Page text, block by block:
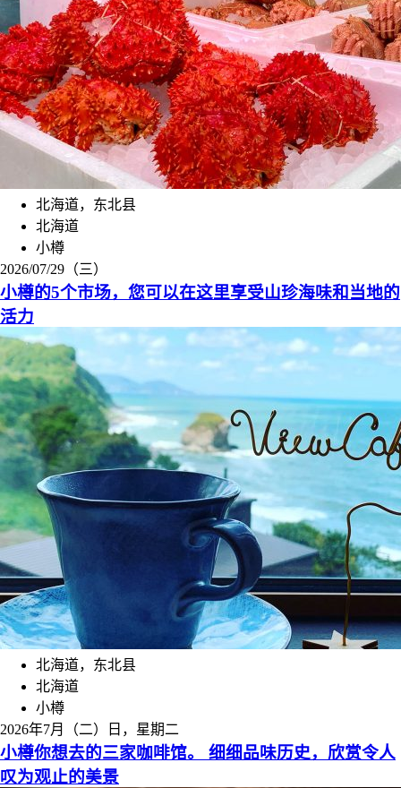
北海道，东北县
北海道
小樽
2026/07/29（三）
小樽的5个市场，您可以在这里享受山珍海味和当地的
活力
北海道，东北县
北海道
小樽
2026年7月（二）日，星期二
小樽你想去的三家咖啡馆。 细细品味历史，欣赏令人
叹为观止的美景